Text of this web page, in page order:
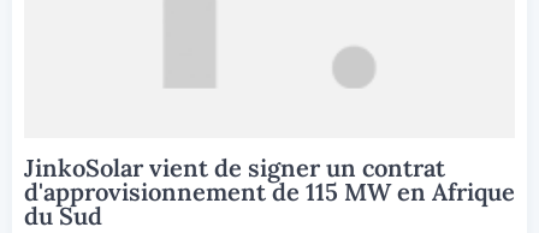
JinkoSolar vient de signer un contrat
d'approvisionnement de 115 MW en Afrique
du Sud